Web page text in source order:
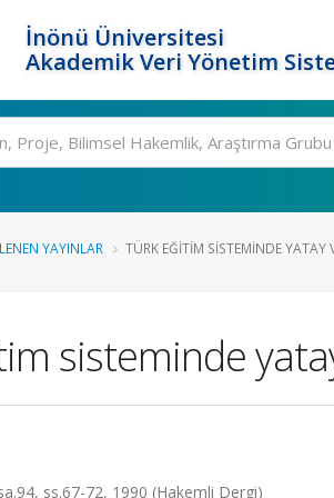
İnönü Üniversitesi
Akademik Veri Yönetim
YAYINLAR TÜRK EĞITIM SISTEMINDE YATAY
sisteminde
ss.67-72, 1990 (Hakemli Dergi)